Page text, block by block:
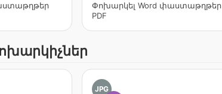
Փոխարկել Word փաստաթղթեր
PDF
JPG